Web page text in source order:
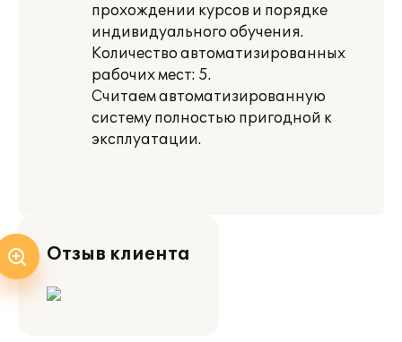
прохождении курсов и порядке
индивидуального обучения.
Количество автоматизированных
рабочих мест: 5.
Считаем автоматизированную
систему полностью пригодной к
эксплуатации.
Отзыв клиента